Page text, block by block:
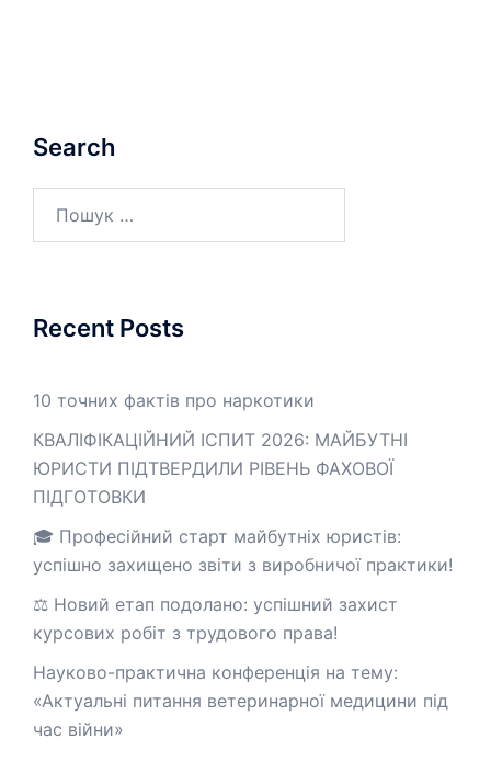
Search
Recent Posts
10 точних фактів про наркотики
КВАЛІФІКАЦІЙНИЙ ІСПИТ 2026: МАЙБУТНІ
ЮРИСТИ ПІДТВЕРДИЛИ РІВЕНЬ ФАХОВОЇ
ПІДГОТОВКИ
🎓 Професійний старт майбутніх юристів:
успішно захищено звіти з виробничої практики!
⚖️ Новий етап подолано: успішний захист
курсових робіт з трудового права!
Науково-практична конференція на тему:
«Актуальні питання ветеринарної медицини під
час війни»